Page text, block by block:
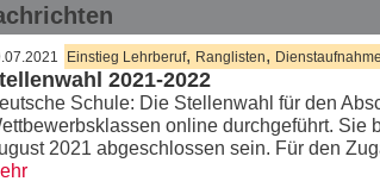
Einstieg Lehrberuf, Ranglisten, Dienstaufnahme
2021-2022
Schule: Die Stellenwahl für den
online durchgeführt. Sie
2021 abgeschlossen sein. Für den